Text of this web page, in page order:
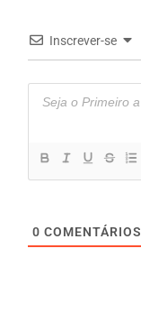
Inscrever-se
0 COMENTÁRIOS